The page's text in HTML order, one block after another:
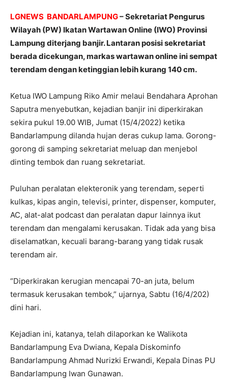
LGNEWS BANDARLAMPUNG– Sekretariat Pengurus
Wilayah (PW) Ikatan Wartawan Online (IWO) Provinsi
Lampung diterjang banjir. Lantaran posisi sekretariat
berada dicekungan, markas wartawan online ini sempat
terendam dengan ketinggian lebih kurang 140 cm.
Ketua IWO Lampung Riko Amir melaui Bendahara Aprohan
Saputra menyebutkan, kejadian banjir ini diperkirakan
sekira pukul 19.00 WIB, Jumat (15/4/2022) ketika
Bandarlampung dilanda hujan deras cukup lama. Gorong-
gorong di samping sekretariat meluap dan menjebol
dinting tembok dan ruang sekretariat.
Puluhan peralatan elekteronik yang terendam, seperti
kulkas, kipas angin, televisi, printer, dispenser, komputer,
AC, alat-alat podcast dan peralatan dapur lainnya ikut
terendam dan mengalami kerusakan. Tidak ada yang bisa
diselamatkan, kecuali barang-barang yang tidak rusak
terendam air.
“Diperkirakan kerugian mencapai 70-an juta, belum
termasuk kerusakan tembok,” ujarnya, Sabtu (16/4/202)
dini hari.
Kejadian ini, katanya, telah dilaporkan ke Walikota
Bandarlampung Eva Dwiana, Kepala Diskominfo
Bandarlampung Ahmad Nurizki Erwandi, Kepala Dinas PU
Bandarlampung Iwan Gunawan.